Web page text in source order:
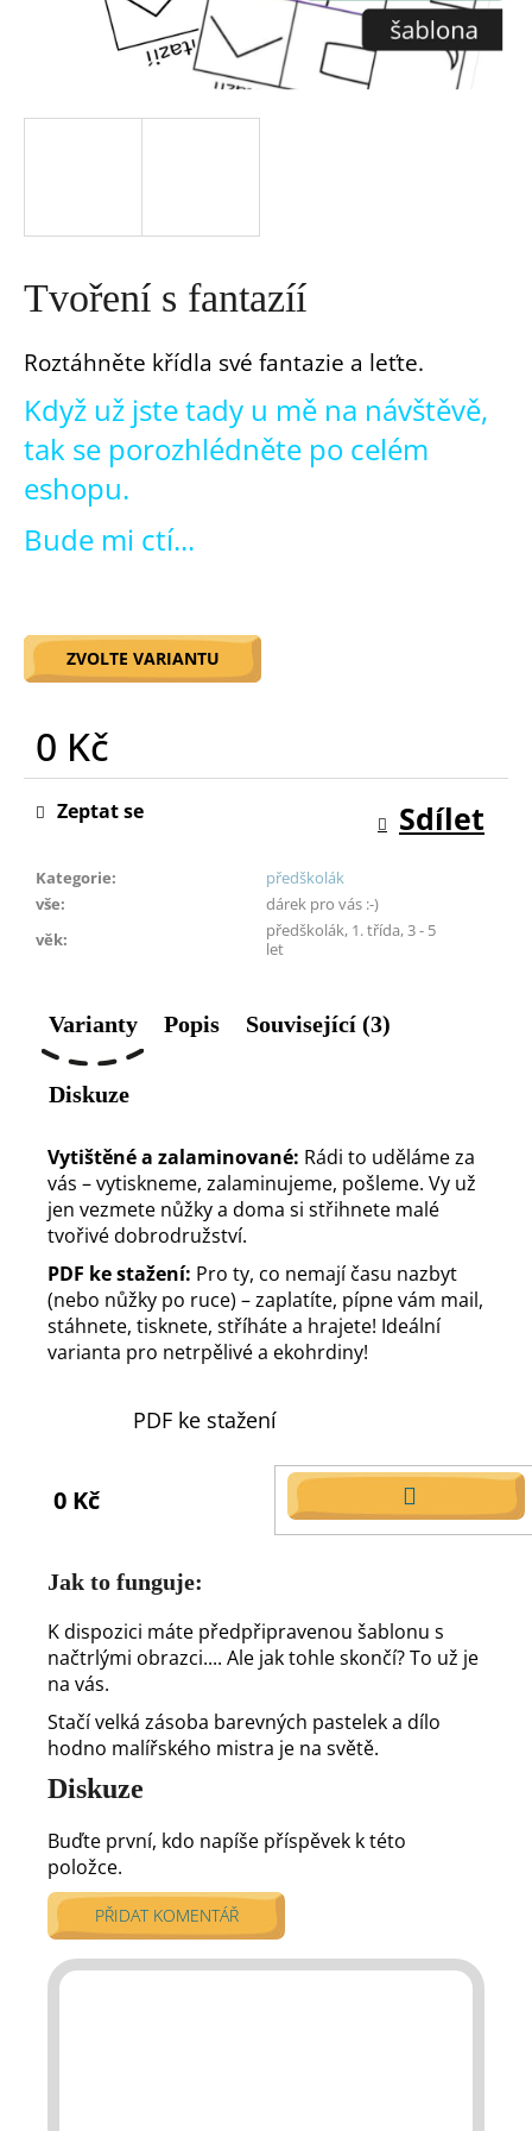
Tvoření s fantazíí
Roztáhněte křídla své fantazie a leťte.
Když už jste tady u mě na návštěvě,
tak se porozhlédněte po celém
eshopu.
Bude mi ctí...
ZVOLTE VARIANTU
0 Kč
Měrná
cena:
Kategorie:
předškolák
vše:
dárek pro vás :-)
věk:
předškolák, 1. třída, 3 - 5
let
Zeptat se Sdílet
Varianty Popis Související (3)
Diskuze
Vytištěné a zalaminované: Rádi to uděláme za
vás – vytiskneme, zalaminujeme, pošleme. Vy už
jen vezmete nůžky a doma si střihnete malé
tvořivé dobrodružství.
PDF ke stažení: Pro ty, co nemají času nazbyt
(nebo nůžky po ruce) – zaplatíte, pípne vám mail,
stáhnete, tisknete, stříháte a hrajete! Ideální
varianta pro netrpělivé a ekohrdiny!
PDF ke stažení
0 Kč
DO
KOŠÍKU
Jak to funguje:
K dispozici máte předpřipravenou šablonu s
načtrlými obrazci.... Ale jak tohle skončí? To už je
na vás.
Stačí velká zásoba barevných pastelek a dílo
hodno malířského mistra je na světě.
Diskuze
Buďte první, kdo napíše příspěvek k této
položce.
PŘIDAT KOMENTÁŘ
t
HLEDAT
o
p
o
č
u
j
m